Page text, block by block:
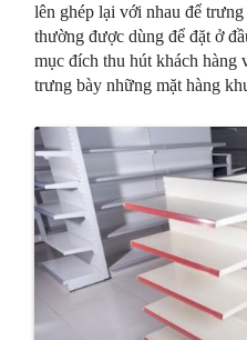
lên ghép lại với nhau để
thường được dùng để đặt ở
mục đích thu hút khách hàng
trưng bày những mặt hàng